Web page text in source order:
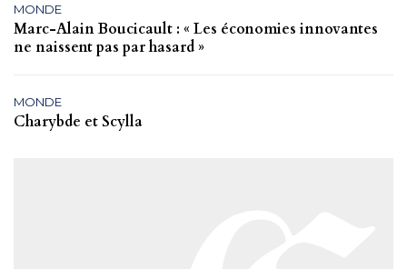
MONDE
Marc-Alain Boucicault : « Les économies innovantes
ne naissent pas par hasard »
MONDE
Charybde et Scylla